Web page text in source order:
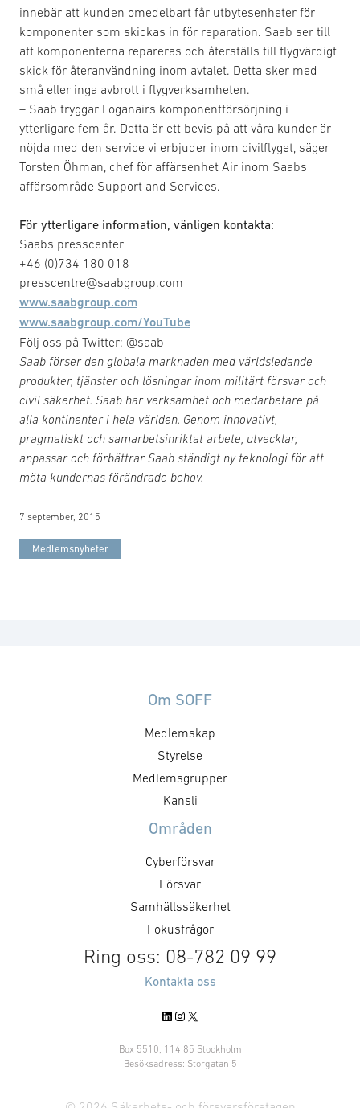
innebär att kunden omedelbart får utbytesenheter för
komponenter som skickas in för reparation. Saab ser till
att komponenterna repareras och återställs till flygvärdigt
skick för återanvändning inom avtalet. Detta sker med
små eller inga avbrott i flygverksamheten.
– Saab tryggar Loganairs komponentförsörjning i
ytterligare fem år. Detta är ett bevis på att våra kunder är
nöjda med den service vi erbjuder inom civilflyget, säger
Torsten Öhman, chef för affärsenhet Air inom Saabs
affärsområde Support and Services.
För ytterligare information, vänligen kontakta:
Saabs presscenter
+46 (0)734 180 018
presscentre@saabgroup.com
www.saabgroup.com
www.saabgroup.com/YouTube
Följ oss på Twitter: @saab
Saab förser den globala marknaden med världsledande
produkter, tjänster och lösningar inom militärt försvar och
civil säkerhet. Saab har verksamhet och medarbetare på
alla kontinenter i hela världen. Genom innovativt,
pragmatiskt och samarbetsinriktat arbete, utvecklar,
anpassar och förbättrar Saab ständigt ny teknologi för att
möta kundernas förändrade behov.
7 september, 2015
Medlemsnyheter
Om SOFF
Medlemskap
Styrelse
Medlemsgrupper
Kansli
Områden
Cyberförsvar
Försvar
Samhällssäkerhet
Fokusfrågor
Ring oss: 08-782 09 99
Kontakta oss
LinkedIn
Instagram
X
Box 5510, 114 85 Stockholm
Besöksadress: Storgatan 5